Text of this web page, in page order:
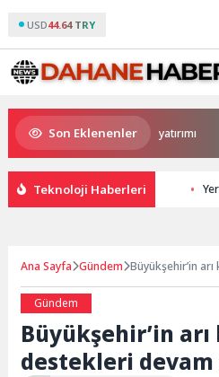
USD44.64 TRY
Son Eklenenler
modern ulaşım yatırımı
Teknoloji Haberleri
Ana Sayfa Gündem Büyükşehir’in
Gündem
Büyükşehir’in arı
destekleri